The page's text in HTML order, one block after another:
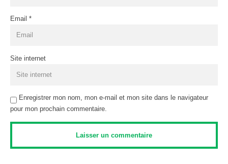
Email *
Site internet
Enregistrer mon nom, mon e-mail et mon site dans le navigateur
pour mon prochain commentaire.